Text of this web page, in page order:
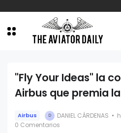
"Fly Your Ideas" la
Airbus que premia
Airbus D DANIEL CÁRDENAS
0 Comentarios